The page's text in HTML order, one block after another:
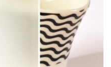
DE VERRES